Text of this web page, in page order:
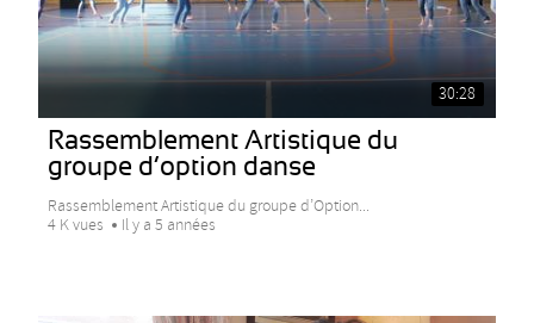
30:28
Rassemblement Artistique du
groupe d’option danse
Rassemblement Artistique du groupe d’Option...
4 K vues
Il y a 5 années